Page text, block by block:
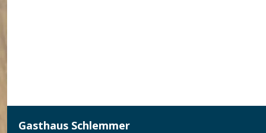
Gasthaus Schlemmer